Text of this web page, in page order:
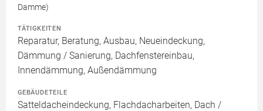
Damme)
TÄTIGKEITEN
Reparatur, Beratung, Ausbau, Neueindeckung,
Dämmung / Sanierung, Dachfenstereinbau,
Innendämmung, Außendämmung
GEBÄUDETEILE
Satteldacheindeckung, Flachdacharbeiten, Dach /